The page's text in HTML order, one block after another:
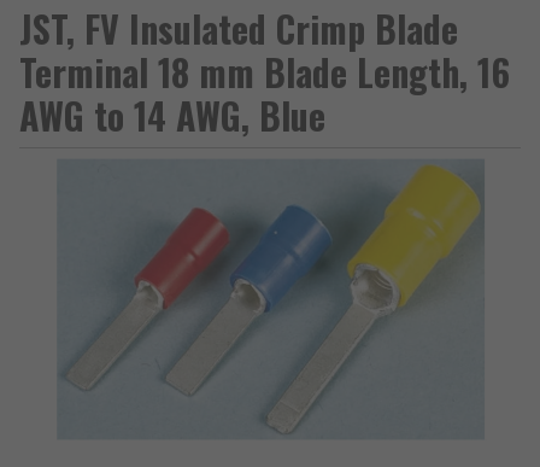
JST, FV Insulated Crimp Blade
Terminal 18 mm Blade Length, 16
AWG to 14 AWG, Blue